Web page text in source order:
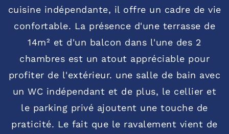
cuisine indépendante, il offre un cadre de vie
confortable. La présence d'une terrasse de
14m² et d'un balcon dans l'une des 2
chambres est un atout appréciable pour
profiter de l'extérieur. une salle de bain avec
un WC indépendant et de plus, le cellier et
le parking privé ajoutent une touche de
praticité. Le fait que le ravalement vient de